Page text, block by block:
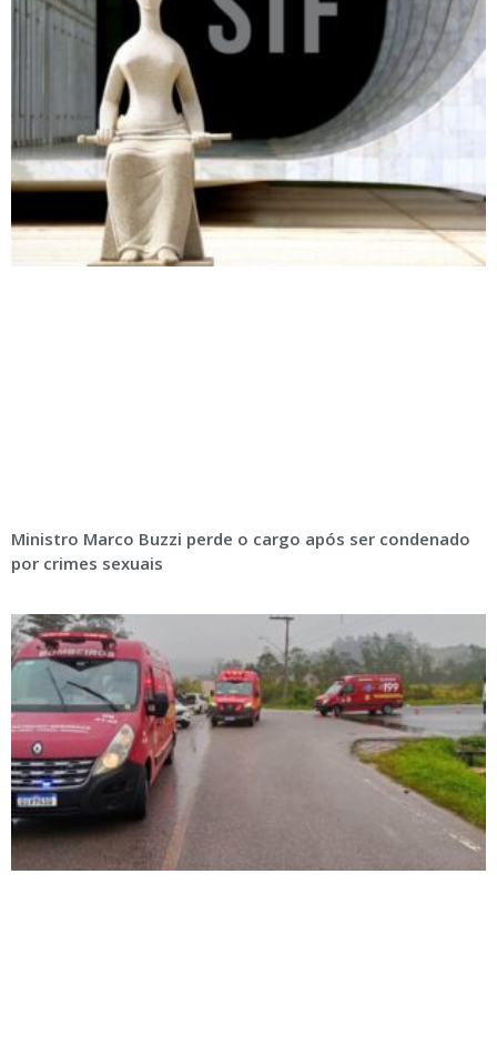
Ministro Marco Buzzi perde o cargo após ser condenado
por crimes sexuais